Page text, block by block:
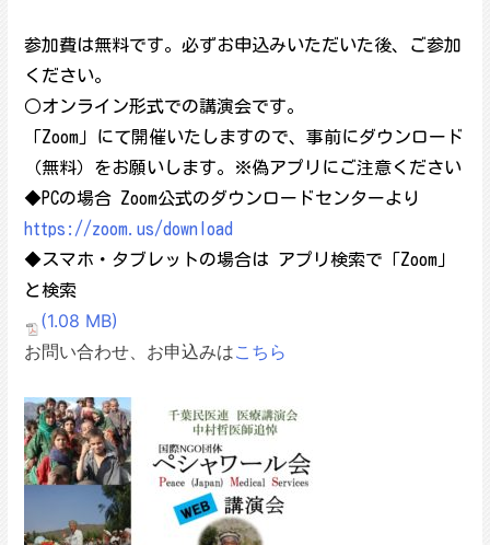
参加費は無料です。必ずお申込みいただいた後、ご参加
ください。
○オンライン形式での講演会です。
「Zoom」にて開催いたしますので、事前にダウンロード
（無料）をお願いします。※偽アプリにご注意ください
◆PCの場合 Zoom公式のダウンロードセンターより
https://zoom.us/download
◆スマホ・タブレットの場合は アプリ検索で「Zoom」
と検索
(1.08 MB)
お問い合わせ、お申込みはこちら